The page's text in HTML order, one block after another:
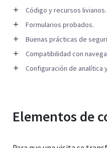
Código y recursos livianos.
Formularios probados.
Buenas prácticas de
Compatibilidad con
Configuración de analítica
Elementos de